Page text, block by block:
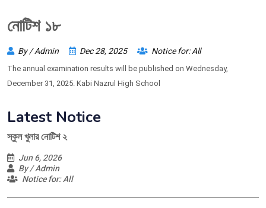
নোটিশ ১৮
By / Admin Dec 28, 2025 Notice for: All
The annual examination results will be published on Wednesday,
December 31, 2025. Kabi Nazrul High School
Latest Notice
স্কুল খুলার নোটিশ ২
Jun 6, 2026
By / Admin
Notice for: All